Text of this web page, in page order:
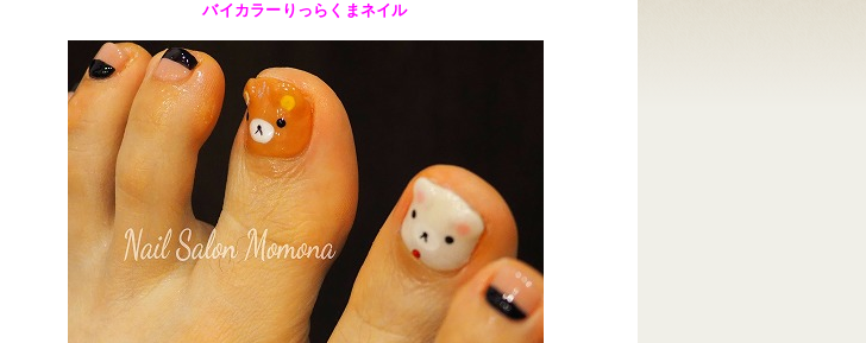
バイカラーりっらくまネイル